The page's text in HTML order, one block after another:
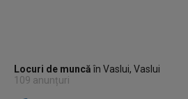
Locuri de muncăîn Vaslui, Vaslui
109 anunțuri